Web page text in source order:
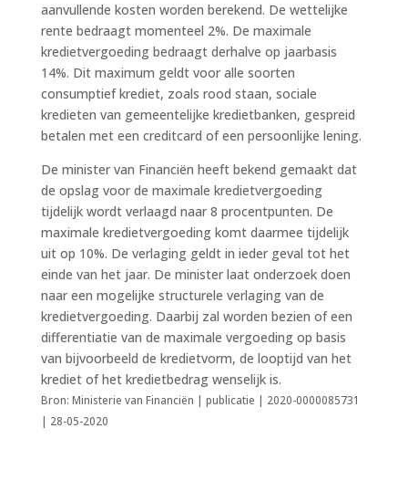
aanvullende kosten worden berekend. De wettelijke
rente bedraagt momenteel 2%. De maximale
kredietvergoeding bedraagt derhalve op jaarbasis
14%. Dit maximum geldt voor alle soorten
consumptief krediet, zoals rood staan, sociale
kredieten van gemeentelijke kredietbanken, gespreid
betalen met een creditcard of een persoonlijke lening.
De minister van Financiën heeft bekend gemaakt dat
de opslag voor de maximale kredietvergoeding
tijdelijk wordt verlaagd naar 8 procentpunten. De
maximale kredietvergoeding komt daarmee tijdelijk
uit op 10%. De verlaging geldt in ieder geval tot het
einde van het jaar. De minister laat onderzoek doen
naar een mogelijke structurele verlaging van de
kredietvergoeding. Daarbij zal worden bezien of een
differentiatie van de maximale vergoeding op basis
van bijvoorbeeld de kredietvorm, de looptijd van het
krediet of het kredietbedrag wenselijk is.
Bron: Ministerie van Financiën | publicatie | 2020-0000085731
| 28-05-2020